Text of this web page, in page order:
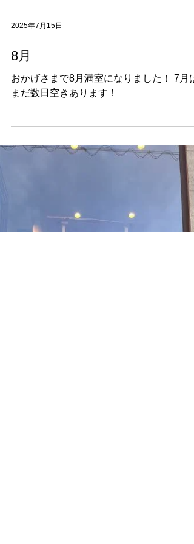
2025年7月15日
おかげさまで8月満室になりました！ 7月は
まだ数日空きあります！